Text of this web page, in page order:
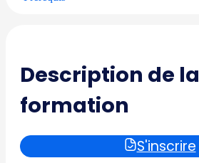
Description de la
formation
S'inscrire